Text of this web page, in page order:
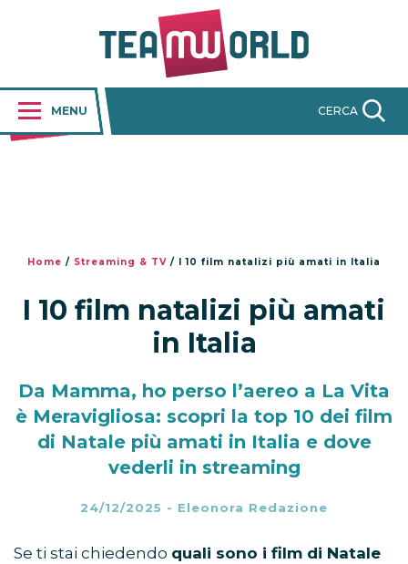
MENU CERCA
Home / Streaming & TV / I 10 film natalizi più amati in Italia
I 10 film natalizi più amati
in Italia
Da Mamma, ho perso l’aereo a La Vita
è Meravigliosa: scopri la top 10 dei film
di Natale più amati in Italia e dove
vederli in streaming
24/12/2025 - Eleonora Redazione
Se ti stai chiedendo quali sono i film di Natale